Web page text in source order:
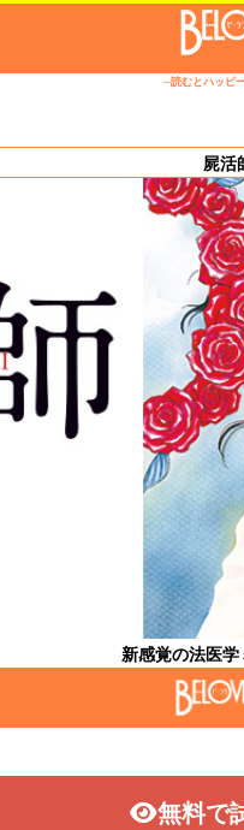
─読むとハッピ
屍活
新感覚の法医
無料で